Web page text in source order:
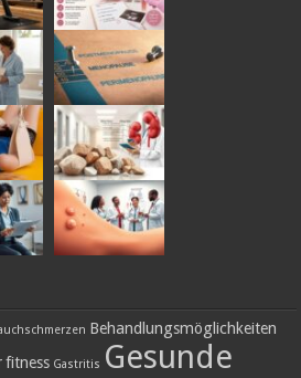
Behandlungsmöglichkeiten
fitness Gastritis Gesunde